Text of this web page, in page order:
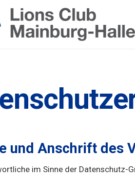
und Anschrift des
im Sinne der